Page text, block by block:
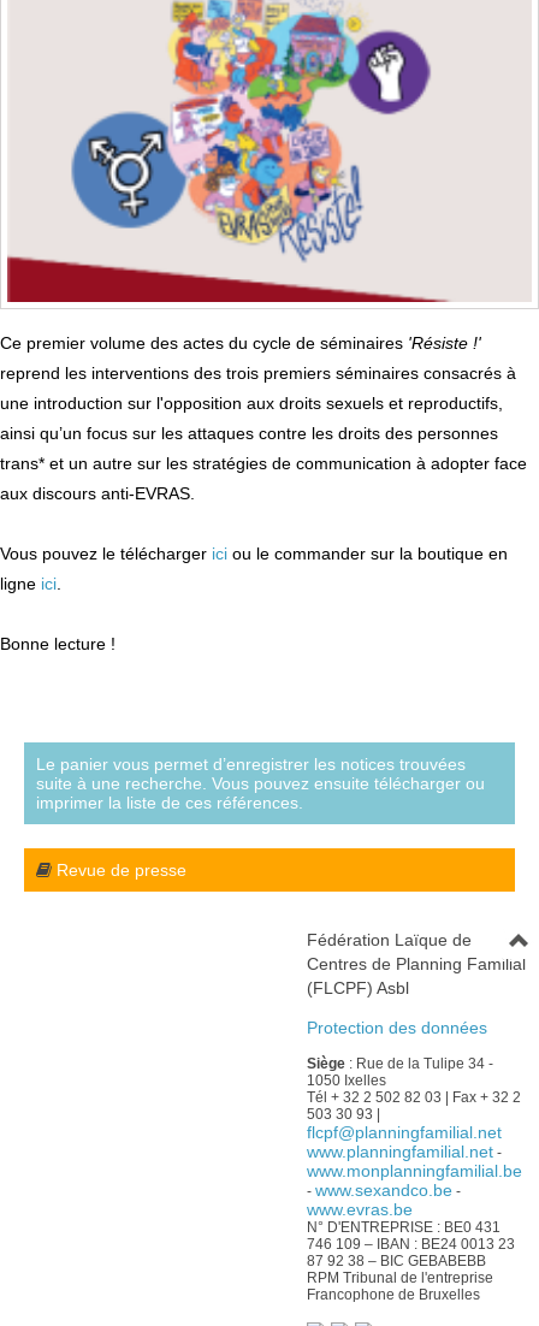
Ce premier volume des actes du cycle de séminaires 'Résiste !'
reprend les interventions des trois premiers séminaires consacrés à
une introduction sur l'opposition aux droits sexuels et reproductifs,
ainsi qu’un focus sur les attaques contre les droits des personnes
trans* et un autre sur les stratégies de communication à adopter face
aux discours anti-EVRAS.
Vous pouvez le télécharger ici ou le commander sur la boutique en
ligne ici
Bonne lecture !
Le panier vous permet d’enregistrer les notices trouvées
suite à une recherche. Vous pouvez ensuite télécharger ou
imprimer la liste de ces références.
Revue de presse
Fédération Laïque de
Centres de Planning Familial
(FLCPF) Asbl
Protection des données
Siège: Rue de la Tulipe 34 -
1050 Ixelles
Tél + 32 2 502 82 03 | Fax + 32 2
503 30 93 |
flcpf@planningfamilial.net
www.planningfamilial.net-
www.monplanningfamilial.be
- www.sexandco.be-
www.evras.be
N° D'ENTREPRISE : BE0 431
746 109 – IBAN : BE24 0013 23
87 92 38 – BIC GEBABEBB
RPM Tribunal de l'entreprise
Francophone de Bruxelles